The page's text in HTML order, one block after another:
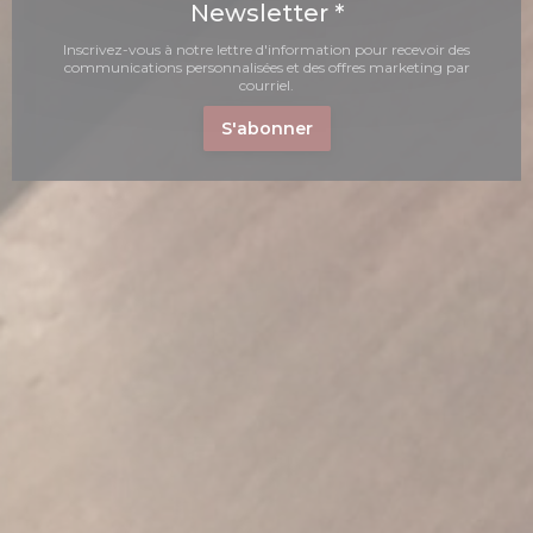
Newsletter *
Inscrivez-vous à notre lettre d'information pour recevoir des
communications personnalisées et des offres marketing par
courriel.
S'abonner